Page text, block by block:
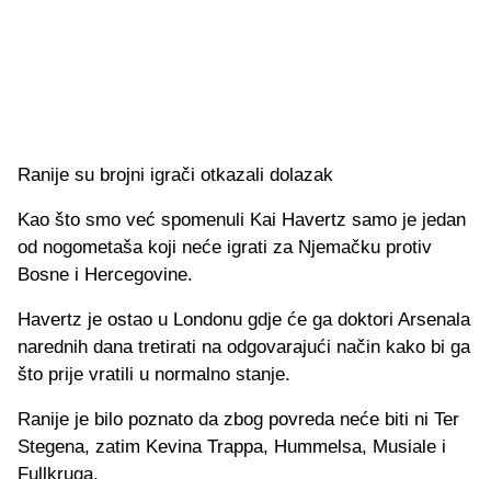
Ranije su brojni igrači otkazali dolazak
Kao što smo već spomenuli Kai Havertz samo je jedan
od nogometaša koji neće igrati za Njemačku protiv
Bosne i Hercegovine.
Havertz je ostao u Londonu gdje će ga doktori Arsenala
narednih dana tretirati na odgovarajući način kako bi ga
što prije vratili u normalno stanje.
Ranije je bilo poznato da zbog povreda neće biti ni Ter
Stegena, zatim Kevina Trappa, Hummelsa, Musiale i
Fullkruga.